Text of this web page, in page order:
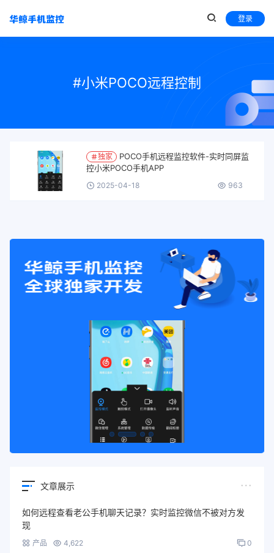
登录
#小米POCO远程控制
独家
控小米POCO手机APP
2025-04-18 963
文章展示
如何远程查看老公手机聊天记录？实时监控微信不被对方发
现
产品 4,622 0